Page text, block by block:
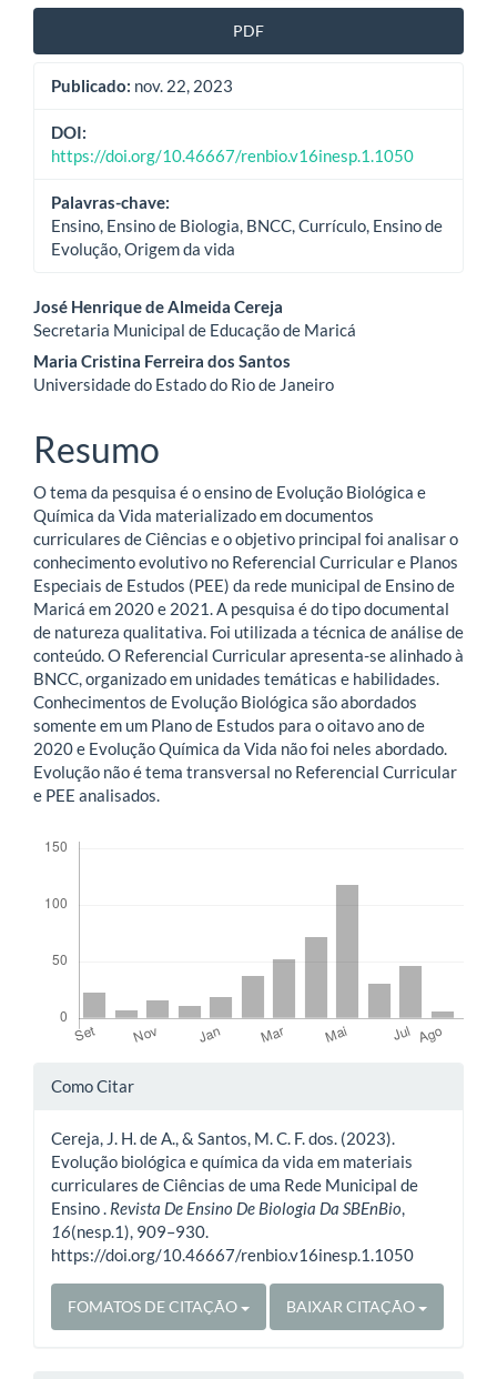
PDF
Publicado: nov. 22, 2023
DOI:
https://doi.org/10.46667/renbio.v16inesp.1.1050
Palavras-chave:
Ensino, Ensino de Biologia, BNCC, Currículo, Ensino de
Evolução, Origem da vida
Conteúdo
do
artigo
principal
José Henrique de Almeida Cereja
Secretaria Municipal de Educação de Maricá
Maria Cristina Ferreira dos Santos
Universidade do Estado do Rio de Janeiro
Resumo
O tema da pesquisa é o ensino de Evolução Biológica e
Química da Vida materializado em documentos
curriculares de Ciências e o objetivo principal foi analisar o
conhecimento evolutivo no Referencial Curricular e Planos
Especiais de Estudos (PEE) da rede municipal de Ensino de
Maricá em 2020 e 2021. A pesquisa é do tipo documental
de natureza qualitativa. Foi utilizada a técnica de análise de
conteúdo. O Referencial Curricular apresenta-se alinhado à
BNCC, organizado em unidades temáticas e habilidades.
Conhecimentos de Evolução Biológica são abordados
somente em um Plano de Estudos para o oitavo ano de
2020 e Evolução Química da Vida não foi neles abordado.
Evolução não é tema transversal no Referencial Curricular
e PEE analisados.
Detalhes
artigo
Como Citar
Cereja, J. H. de A., & Santos, M. C. F. dos. (2023).
Evolução biológica e química da vida em materiais
curriculares de Ciências de uma Rede Municipal de
Ensino . Revista De Ensino De Biologia Da SBEnBio,
16(nesp.1), 909–930.
https://doi.org/10.46667/renbio.v16inesp.1.1050
FOMATOS DE CITAÇÃO BAIXAR CITAÇÃO